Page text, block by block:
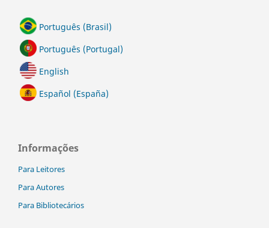
Português (Brasil)
Português (Portugal)
English
Español (España)
Informações
Para Leitores
Para Autores
Para Bibliotecários